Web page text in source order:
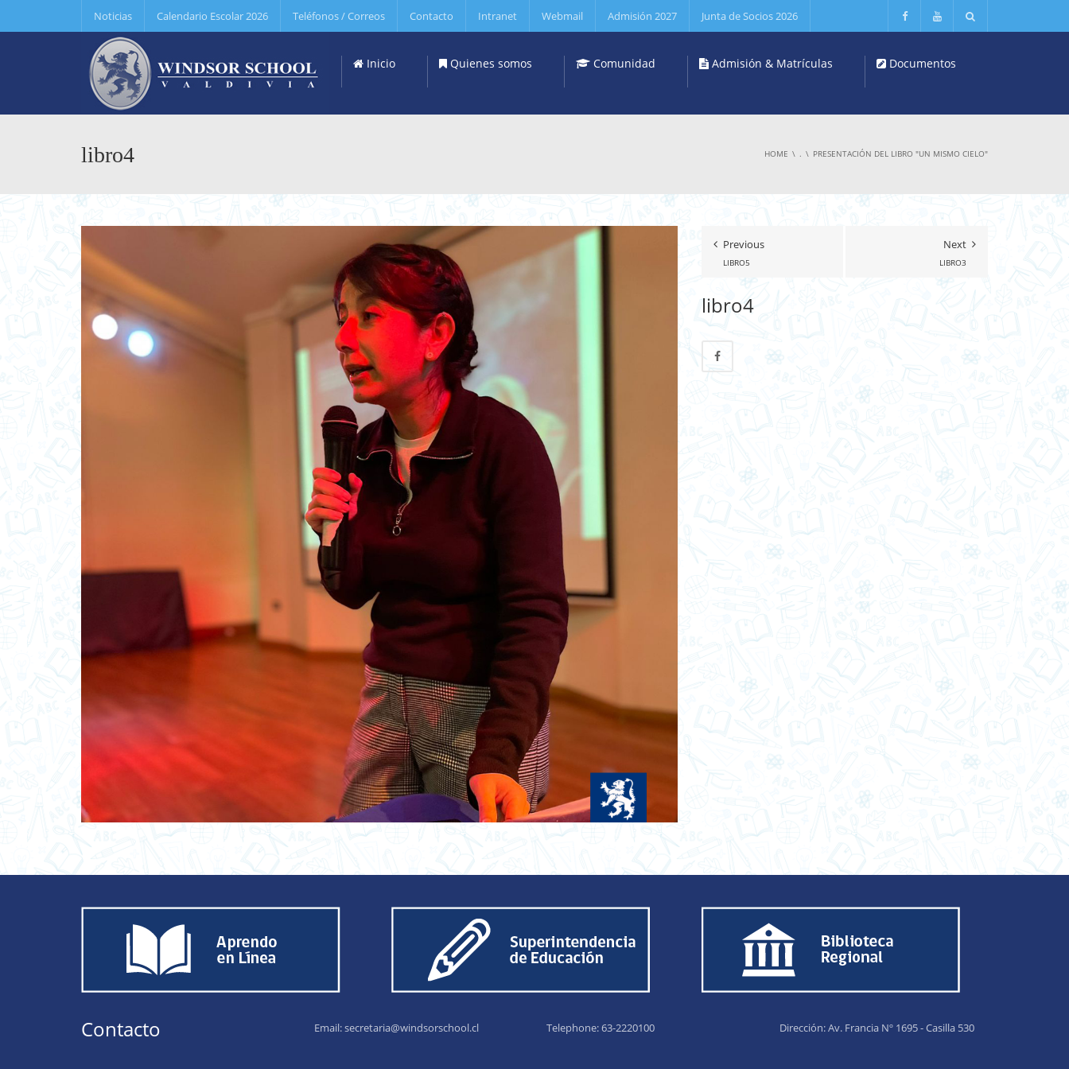
Noticias Calendario Escolar 2026 Teléfonos / Correos Contacto Intranet Webmail Admisión 2027 Junta de Socios 2026
Inicio Quienes somos Comunidad Admisión & Matrículas Documentos
libro4 HOME . PRESENTACIÓN DEL LIBRO "UN MISMO CIELO"
Previous
LIBRO5
Next
LIBRO3
libro4
Contacto Email:secretaria@windsorschool.cl Telephone: 63-2220100 Dirección: Av. Francia Nº 1695 - Casilla 530